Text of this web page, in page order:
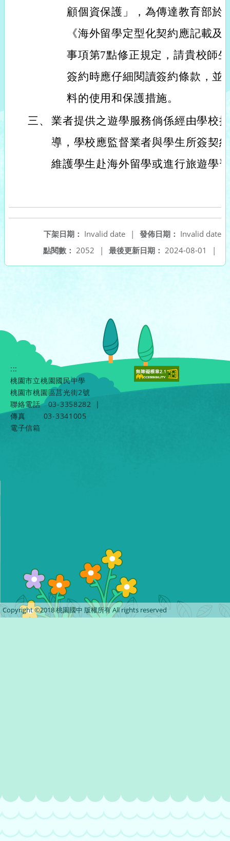
顧個資保護」，為傳達教育部於
《海外留學定型化契約應記載
事項第7點修正規定，請貴校師
簽約時應仔細閱讀簽約條款，並
料的使用和保護措施。
三、 業者提供之遊學服務倘係經由學校
導，學校應監督業者與學生所簽契
維護學生赴海外留學或進行旅遊學
發佈日期： Invalid date
下架日期： Invalid date
|
最後更新日期： 2024-08-01 |
點閱數： 2052 |
:::
桃園市立桃園國民中學
桃園市桃園區莒光街2號
聯絡電話
03-3358282
|
傳真
03-3341005
電子信箱
Copyright ©2018 桃園國中 版權所有 All rights reserved